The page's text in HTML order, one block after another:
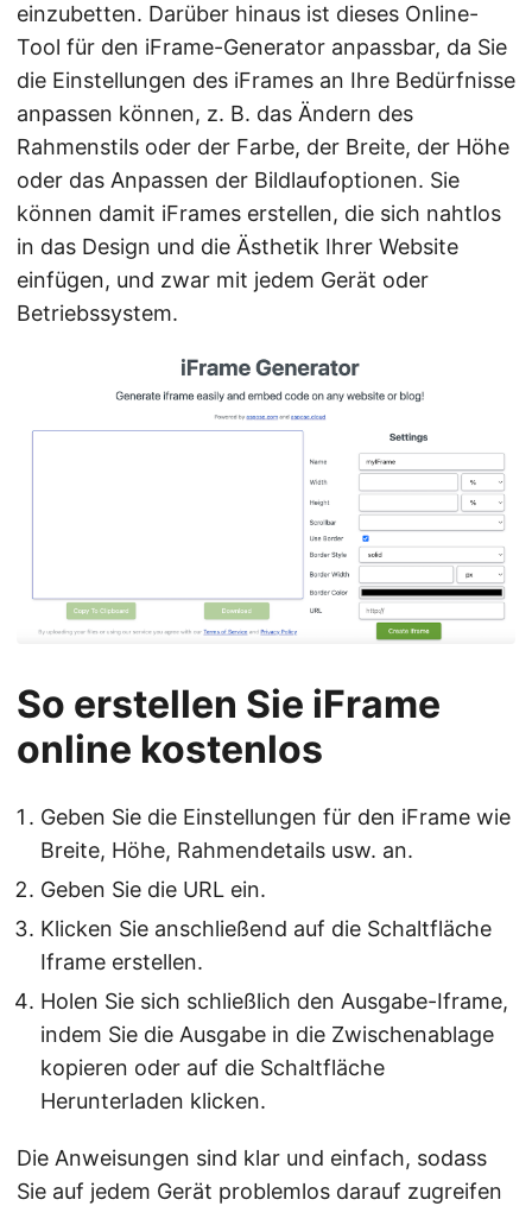
einzubetten. Darüber hinaus ist dieses Online-
Tool für den iFrame-Generator anpassbar, da Sie
die Einstellungen des iFrames an Ihre Bedürfnisse
anpassen können, z. B. das Ändern des
Rahmenstils oder der Farbe, der Breite, der Höhe
oder das Anpassen der Bildlaufoptionen. Sie
können damit iFrames erstellen, die sich nahtlos
in das Design und die Ästhetik Ihrer Website
einfügen, und zwar mit jedem Gerät oder
Betriebssystem.
So erstellen Sie iFrame
online kostenlos
Geben Sie die Einstellungen für den iFrame wie
Breite, Höhe, Rahmendetails usw. an.
Geben Sie die URL ein.
Klicken Sie anschließend auf die Schaltfläche
Iframe erstellen.
Holen Sie sich schließlich den Ausgabe-Iframe,
indem Sie die Ausgabe in die Zwischenablage
kopieren oder auf die Schaltfläche
Herunterladen klicken.
Die Anweisungen sind klar und einfach, sodass
Sie auf jedem Gerät problemlos darauf zugreifen